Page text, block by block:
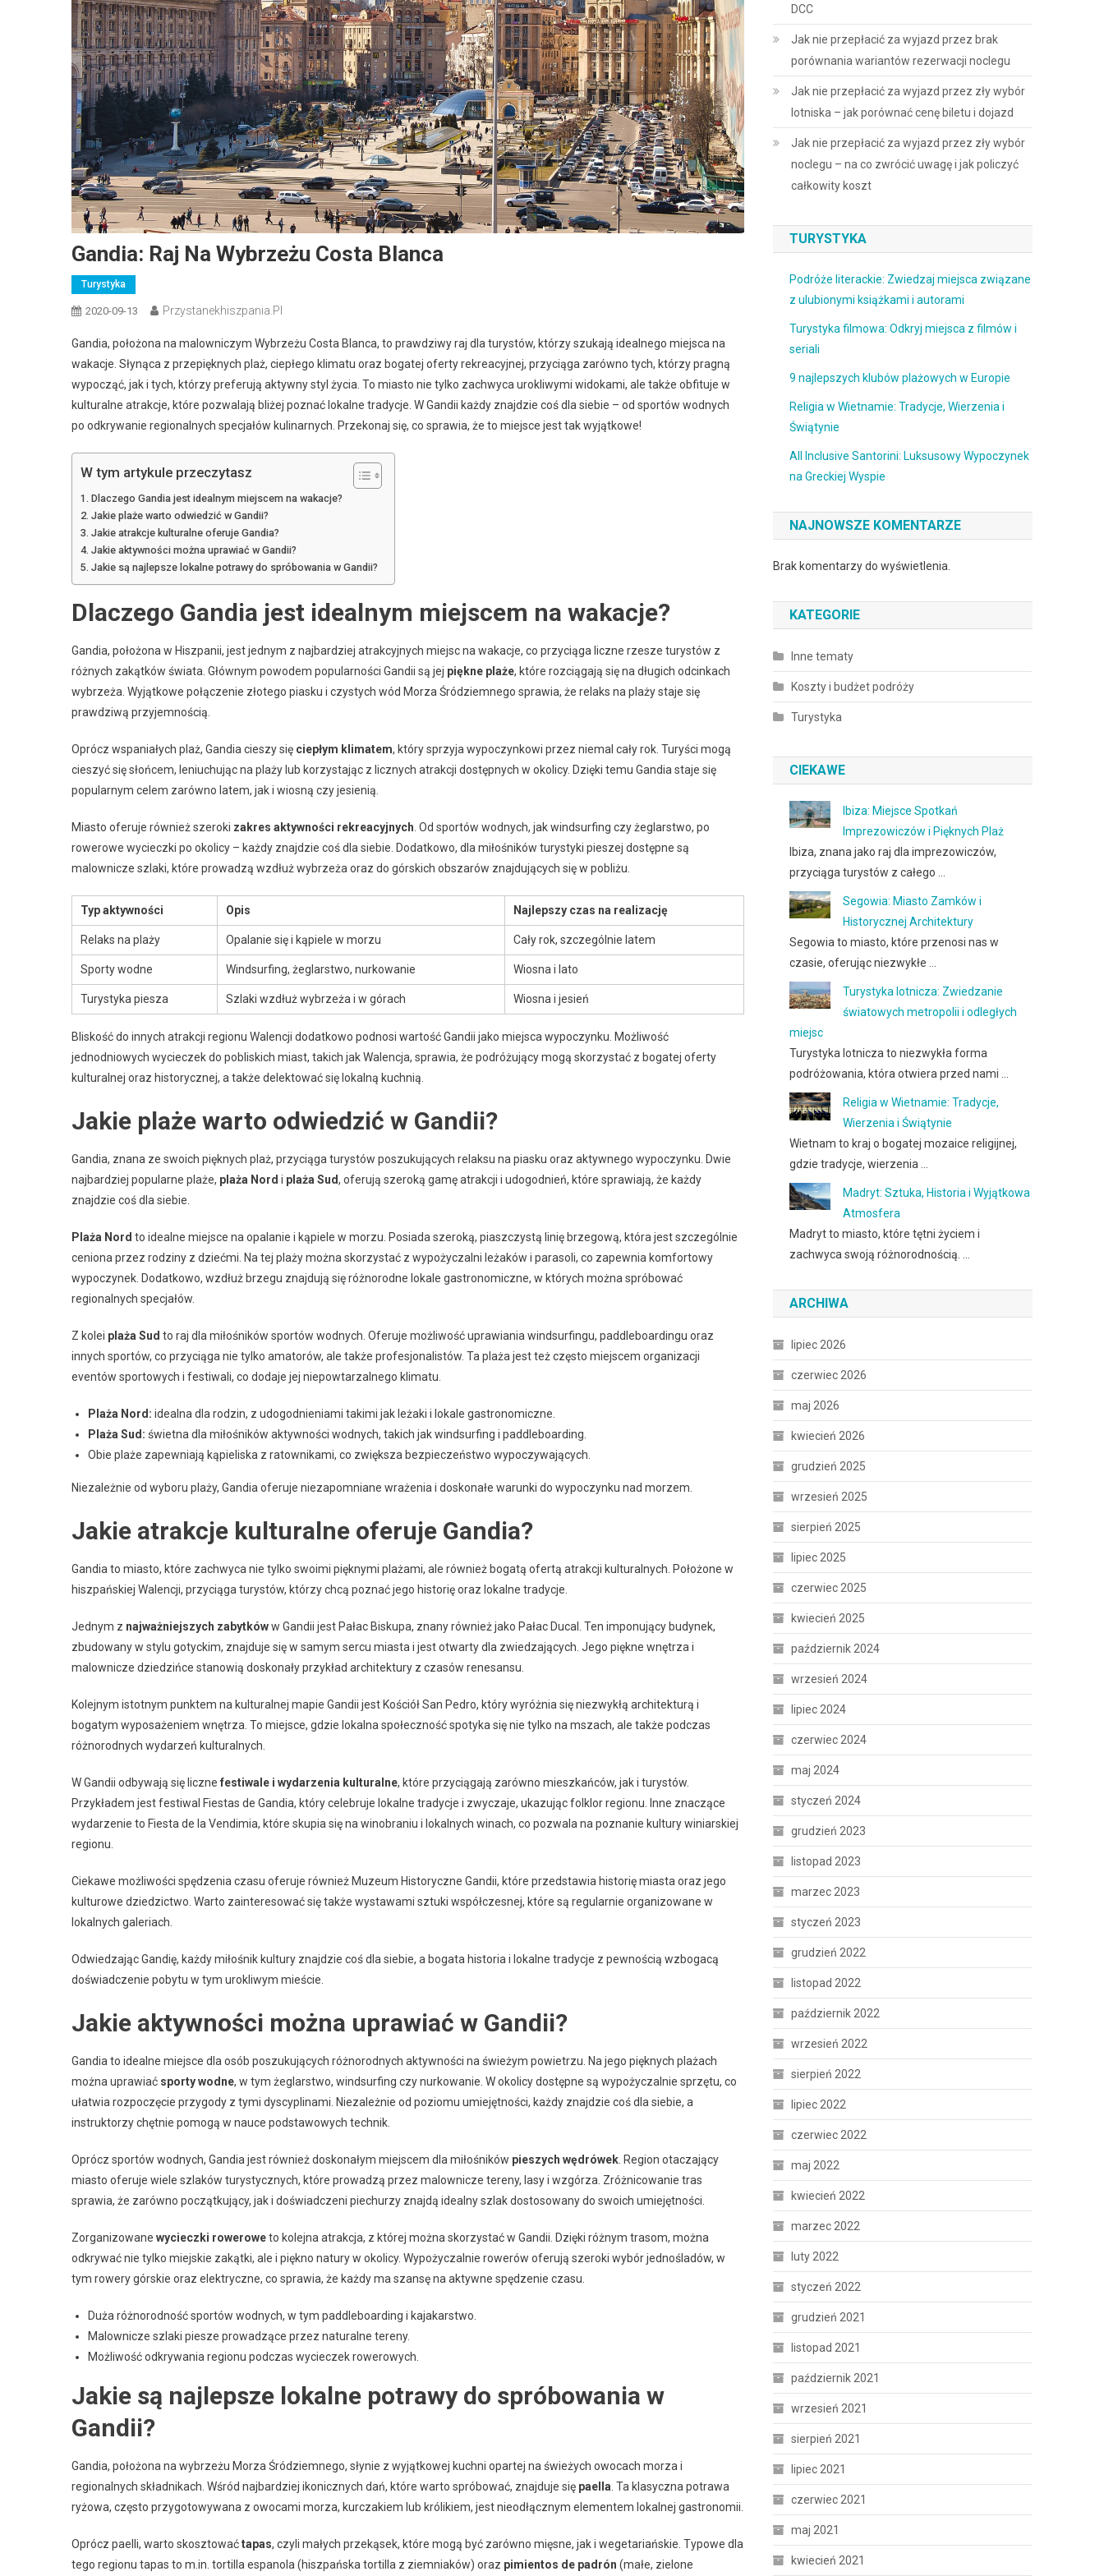
Gandia: Raj Na Wybrzeżu Costa Blanca
Turystyka
2020-09-13 Przystanekhiszpania.pl
Gandia, położona na malowniczym Wybrzeżu Costa Blanca, to prawdziwy raj dla turystów, którzy szukają idealnego miejsca na
wakacje. Słynąca z przepięknych plaż, ciepłego klimatu oraz bogatej oferty rekreacyjnej, przyciąga zarówno tych, którzy pragną
wypocząć, jak i tych, którzy preferują aktywny styl życia. To miasto nie tylko zachwyca urokliwymi widokami, ale także obfituje w
kulturalne atrakcje, które pozwalają bliżej poznać lokalne tradycje. W Gandii każdy znajdzie coś dla siebie – od sportów wodnych
po odkrywanie regionalnych specjałów kulinarnych. Przekonaj się, co sprawia, że to miejsce jest tak wyjątkowe!
W tym artykule przeczytasz
Dlaczego Gandia jest idealnym miejscem na wakacje?
Jakie plaże warto odwiedzić w Gandii?
Jakie atrakcje kulturalne oferuje Gandia?
Jakie aktywności można uprawiać w Gandii?
Jakie są najlepsze lokalne potrawy do spróbowania w Gandii?
Dlaczego Gandia jest idealnym miejscem na wakacje?
Gandia, położona w Hiszpanii, jest jednym z najbardziej atrakcyjnych miejsc na wakacje, co przyciąga liczne rzesze turystów z
różnych zakątków świata. Głównym powodem popularności Gandii są jej piękne plaże, które rozciągają się na długich odcinkach
wybrzeża. Wyjątkowe połączenie złotego piasku i czystych wód Morza Śródziemnego sprawia, że relaks na plaży staje się
prawdziwą przyjemnością.
Oprócz wspaniałych plaż, Gandia cieszy się ciepłym klimatem, który sprzyja wypoczynkowi przez niemal cały rok. Turyści mogą
cieszyć się słońcem, leniuchując na plaży lub korzystając z licznych atrakcji dostępnych w okolicy. Dzięki temu Gandia staje się
popularnym celem zarówno latem, jak i wiosną czy jesienią.
Miasto oferuje również szeroki zakres aktywności rekreacyjnych . Od sportów wodnych, jak windsurfing czy żeglarstwo, po
rowerowe wycieczki po okolicy – każdy znajdzie coś dla siebie. Dodatkowo, dla miłośników turystyki pieszej dostępne są
malownicze szlaki, które prowadzą wzdłuż wybrzeża oraz do górskich obszarów znajdujących się w pobliżu.
Typ aktywności Opis Najlepszy czas na realizację
Relaks na plaży Opalanie się i kąpiele w morzu Cały rok, szczególnie latem
Sporty wodne Windsurfing, żeglarstwo, nurkowanie Wiosna i lato
Turystyka piesza Szlaki wzdłuż wybrzeża i w górach Wiosna i jesień
Bliskość do innych atrakcji regionu Walencji dodatkowo podnosi wartość Gandii jako miejsca wypoczynku. Możliwość
jednodniowych wycieczek do pobliskich miast, takich jak Walencja, sprawia, że podróżujący mogą skorzystać z bogatej oferty
kulturalnej oraz historycznej, a także delektować się lokalną kuchnią.
Jakie plaże warto odwiedzić w Gandii?
Gandia, znana ze swoich pięknych plaż, przyciąga turystów poszukujących relaksu na piasku oraz aktywnego wypoczynku. Dwie
najbardziej popularne plaże, plaża Nord i plaża Sud, oferują szeroką gamę atrakcji i udogodnień, które sprawiają, że każdy
znajdzie coś dla siebie.
Plaża Nord to idealne miejsce na opalanie i kąpiele w morzu. Posiada szeroką, piaszczystą linię brzegową, która jest szczególnie
ceniona przez rodziny z dziećmi. Na tej plaży można skorzystać z wypożyczalni leżaków i parasoli, co zapewnia komfortowy
wypoczynek. Dodatkowo, wzdłuż brzegu znajdują się różnorodne lokale gastronomiczne, w których można spróbować
regionalnych specjałów.
Z kolei plaża Sud to raj dla miłośników sportów wodnych. Oferuje możliwość uprawiania windsurfingu, paddleboardingu oraz
innych sportów, co przyciąga nie tylko amatorów, ale także profesjonalistów. Ta plaża jest też często miejscem organizacji
eventów sportowych i festiwali, co dodaje jej niepowtarzalnego klimatu.
Plaża Nord: idealna dla rodzin, z udogodnieniami takimi jak leżaki i lokale gastronomiczne.
Plaża Sud: świetna dla miłośników aktywności wodnych, takich jak windsurfing i paddleboarding.
Obie plaże zapewniają kąpieliska z ratownikami, co zwiększa bezpieczeństwo wypoczywających.
Niezależnie od wyboru plaży, Gandia oferuje niezapomniane wrażenia i doskonałe warunki do wypoczynku nad morzem.
Jakie atrakcje kulturalne oferuje Gandia?
Gandia to miasto, które zachwyca nie tylko swoimi pięknymi plażami, ale również bogatą ofertą atrakcji kulturalnych. Położone w
hiszpańskiej Walencji, przyciąga turystów, którzy chcą poznać jego historię oraz lokalne tradycje.
Jednym z najważniejszych zabytkóww Gandii jest Pałac Biskupa, znany również jako Pałac Ducal. Ten imponujący budynek,
zbudowany w stylu gotyckim, znajduje się w samym sercu miasta i jest otwarty dla zwiedzających. Jego piękne wnętrza i
malownicze dziedzińce stanowią doskonały przykład architektury z czasów renesansu.
Kolejnym istotnym punktem na kulturalnej mapie Gandii jest Kościół San Pedro, który wyróżnia się niezwykłą architekturą i
bogatym wyposażeniem wnętrza. To miejsce, gdzie lokalna społeczność spotyka się nie tylko na mszach, ale także podczas
różnorodnych wydarzeń kulturalnych.
W Gandii odbywają się liczne festiwale i wydarzenia kulturalne, które przyciągają zarówno mieszkańców, jak i turystów.
Przykładem jest festiwal Fiestas de Gandia, który celebruje lokalne tradycje i zwyczaje, ukazując folklor regionu. Inne znaczące
wydarzenie to Fiesta de la Vendimia, które skupia się na winobraniu i lokalnych winach, co pozwala na poznanie kultury winiarskiej
regionu.
Ciekawe możliwości spędzenia czasu oferuje również Muzeum Historyczne Gandii, które przedstawia historię miasta oraz jego
kulturowe dziedzictwo. Warto zainteresować się także wystawami sztuki współczesnej, które są regularnie organizowane w
lokalnych galeriach.
Odwiedzając Gandię, każdy miłośnik kultury znajdzie coś dla siebie, a bogata historia i lokalne tradycje z pewnością wzbogacą
doświadczenie pobytu w tym urokliwym mieście.
Jakie aktywności można uprawiać w Gandii?
Gandia to idealne miejsce dla osób poszukujących różnorodnych aktywności na świeżym powietrzu. Na jego pięknych plażach
można uprawiać sporty wodne, w tym żeglarstwo, windsurfing czy nurkowanie. W okolicy dostępne są wypożyczalnie sprzętu, co
ułatwia rozpoczęcie przygody z tymi dyscyplinami. Niezależnie od poziomu umiejętności, każdy znajdzie coś dla siebie, a
instruktorzy chętnie pomogą w nauce podstawowych technik.
Oprócz sportów wodnych, Gandia jest również doskonałym miejscem dla miłośników pieszych wędrówek . Region otaczający
miasto oferuje wiele szlaków turystycznych, które prowadzą przez malownicze tereny, lasy i wzgórza. Zróżnicowanie tras
sprawia, że zarówno początkujący, jak i doświadczeni piechurzy znajdą idealny szlak dostosowany do swoich umiejętności.
Zorganizowane wycieczki roweroweto kolejna atrakcja, z której można skorzystać w Gandii. Dzięki różnym trasom, można
odkrywać nie tylko miejskie zakątki, ale i piękno natury w okolicy. Wypożyczalnie rowerów oferują szeroki wybór jednośladów, w
tym rowery górskie oraz elektryczne, co sprawia, że każdy ma szansę na aktywne spędzenie czasu.
Duża różnorodność sportów wodnych, w tym paddleboarding i kajakarstwo.
Malownicze szlaki piesze prowadzące przez naturalne tereny.
Możliwość odkrywania regionu podczas wycieczek rowerowych.
Jakie są najlepsze lokalne potrawy do spróbowania w
Gandii?
Gandia, położona na wybrzeżu Morza Śródziemnego, słynie z wyjątkowej kuchni opartej na świeżych owocach morza i
regionalnych składnikach. Wśród najbardziej ikonicznych dań, które warto spróbować, znajduje się paella . Ta klasyczna potrawa
ryżowa, często przygotowywana z owocami morza, kurczakiem lub królikiem, jest nieodłącznym elementem lokalnej gastronomii.
Oprócz paelli, warto skosztowaćtapas, czyli małych przekąsek, które mogą być zarówno mięsne, jak i wegetariańskie. Typowe dla
tego regionu tapas to m.in. tortilla espanola (hiszpańska tortilla z ziemniaków) oraz pimientos de padrón (małe, zielone
DCC
Jak nie przepłacić za wyjazd przez brak
porównania wariantów rezerwacji noclegu
Jak nie przepłacić za wyjazd przez zły wybór
lotniska – jak porównać cenę biletu i dojazd
Jak nie przepłacić za wyjazd przez zły wybór
noclegu – na co zwrócić uwagę i jak policzyć
całkowity koszt
TURYSTYKA
Podróże literackie: Zwiedzaj miejsca związane
z ulubionymi książkami i autorami
Turystyka filmowa: Odkryj miejsca z filmów i
seriali
9 najlepszych klubów plażowych w Europie
Religia w Wietnamie: Tradycje, Wierzenia i
Świątynie
All Inclusive Santorini: Luksusowy Wypoczynek
na Greckiej Wyspie
NAJNOWSZE KOMENTARZE
Brak komentarzy do wyświetlenia.
KATEGORIE
Inne tematy
Koszty i budżet podróży
Turystyka
CIEKAWE
Ibiza: Miejsce Spotkań
Imprezowiczów i Pięknych Plaż
Ibiza, znana jako raj dla imprezowiczów,
przyciąga turystów z całego …
Segowia: Miasto Zamków i
Historycznej Architektury
Segowia to miasto, które przenosi nas w
czasie, oferując niezwykłe …
Turystyka lotnicza: Zwiedzanie
światowych metropolii i odległych
miejsc
Turystyka lotnicza to niezwykła forma
podróżowania, która otwiera przed nami …
Religia w Wietnamie: Tradycje,
Wierzenia i Świątynie
Wietnam to kraj o bogatej mozaice religijnej,
gdzie tradycje, wierzenia …
Madryt: Sztuka, Historia i Wyjątkowa
Atmosfera
Madryt to miasto, które tętni życiem i
zachwyca swoją różnorodnością. …
ARCHIWA
lipiec 2026
czerwiec 2026
maj 2026
kwiecień 2026
grudzień 2025
wrzesień 2025
sierpień 2025
lipiec 2025
czerwiec 2025
kwiecień 2025
październik 2024
wrzesień 2024
lipiec 2024
czerwiec 2024
maj 2024
styczeń 2024
grudzień 2023
listopad 2023
marzec 2023
styczeń 2023
grudzień 2022
listopad 2022
październik 2022
wrzesień 2022
sierpień 2022
lipiec 2022
czerwiec 2022
maj 2022
kwiecień 2022
marzec 2022
luty 2022
styczeń 2022
grudzień 2021
listopad 2021
październik 2021
wrzesień 2021
sierpień 2021
lipiec 2021
czerwiec 2021
maj 2021
kwiecień 2021